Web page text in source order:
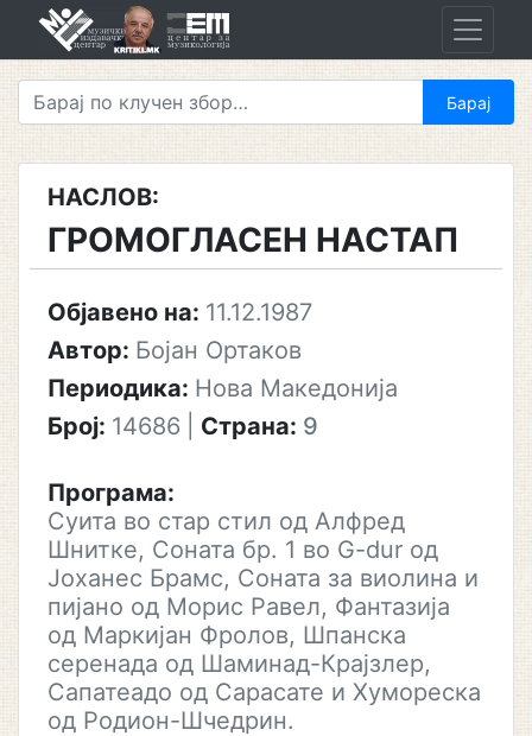
НАСЛОВ:
ГРОМОГЛАСЕН НАСТАП
Објавено на: 11.12.1987
Автор: Бојан Ортаков
Периодика: Нова Македонија
Број: 14686 Страна: 9
Програма:
Суита во стар стил од Алфред
Шнитке, Соната бр. 1 во G-dur од
Јоханес Брамс, Соната за виолина и
пијано од Морис Равел, Фантазија
од Маркијан Фролов, Шпанска
серенада од Шаминад-Крајзлер,
Сапатеадо од Сарасате и Хумореска
од Родион-Шчедрин.